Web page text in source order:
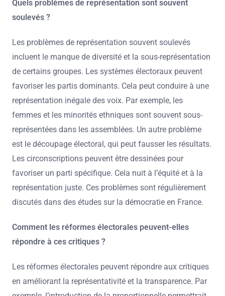
Quels problèmes de représentation sont souvent
soulevés ?
Les problèmes de représentation souvent soulevés
incluent le manque de diversité et la sous-représentation
de certains groupes. Les systèmes électoraux peuvent
favoriser les partis dominants. Cela peut conduire à une
représentation inégale des voix. Par exemple, les
femmes et les minorités ethniques sont souvent sous-
représentées dans les assemblées. Un autre problème
est le découpage électoral, qui peut fausser les résultats.
Les circonscriptions peuvent être dessinées pour
favoriser un parti spécifique. Cela nuit à l’équité et à la
représentation juste. Ces problèmes sont régulièrement
discutés dans des études sur la démocratie en France.
Comment les réformes électorales peuvent-elles
répondre à ces critiques ?
Les réformes électorales peuvent répondre aux critiques
en améliorant la représentativité et la transparence. Par